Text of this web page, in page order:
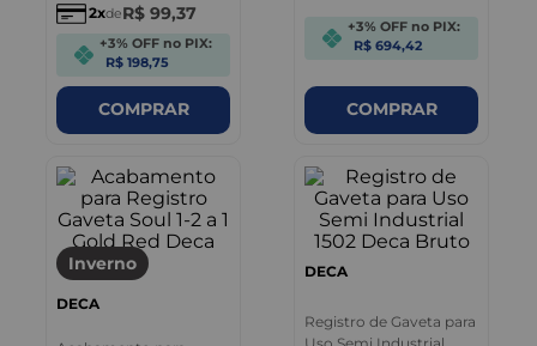
2 deR$ 99,37
+3% OFF no PIX:
R$ 198,75
COMPRAR
+3% OFF no PIX:
R$ 694,42
COMPRAR
Inverno
DECA
DECA
Registro de Gaveta para